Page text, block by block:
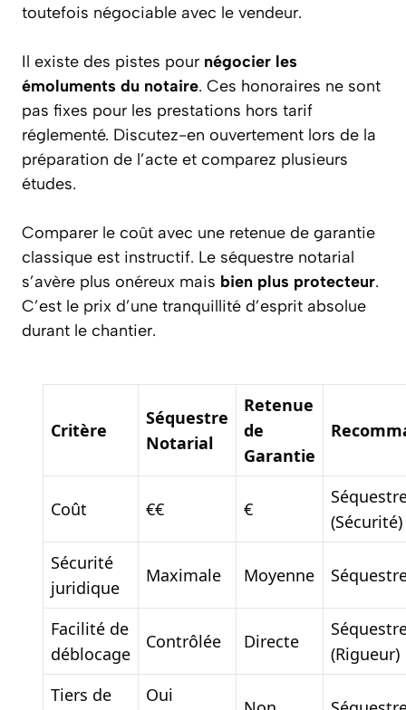
toutefois négociable avec le vendeur.
Il existe des pistes pour négocier les
émoluments du notaire. Ces honoraires ne sont
pas fixes pour les prestations hors tarif
réglementé. Discutez-en ouvertement lors de la
préparation de l’acte et comparez plusieurs
études.
Comparer le coût avec une retenue de garantie
classique est instructif. Le séquestre notarial
s’avère plus onéreux mais bien plus protecteur.
C’est le prix d’une tranquillité d’esprit absolue
durant le chantier.
Critère
Séquestre
Notarial
Retenue
de
Garantie
Coût €€ €
(Sécurité)
Sécurité
juridique
Maximale Moyenne
Facilité de
déblocage
Contrôlée Directe
(Rigueur)
Tiers de
Oui